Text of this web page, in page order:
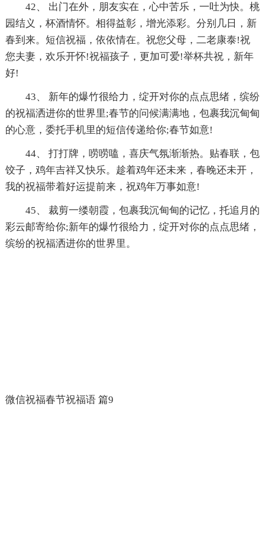
42、 出门在外，朋友实在，心中苦乐，一吐为快。桃
园结义，杯酒情怀。相得益彰，增光添彩。分别几日，新
春到来。短信祝福，依依情在。祝您父母，二老康泰!祝
您夫妻，欢乐开怀!祝福孩子，更加可爱!举杯共祝，新年
好!
43、 新年的爆竹很给力，绽开对你的点点思绪，缤纷
的祝福洒进你的世界里;春节的问候满满地，包裹我沉甸甸
的心意，委托手机里的短信传递给你;春节如意!
44、 打打牌，唠唠嗑，喜庆气氛渐渐热。贴春联，包
饺子，鸡年吉祥又快乐。趁着鸡年还未来，春晚还未开，
我的祝福带着好运提前来，祝鸡年万事如意!
45、 裁剪一缕朝霞，包裹我沉甸甸的记忆，托追月的
彩云邮寄给你;新年的爆竹很给力，绽开对你的点点思绪，
缤纷的祝福洒进你的世界里。
微信祝福春节祝福语 篇9